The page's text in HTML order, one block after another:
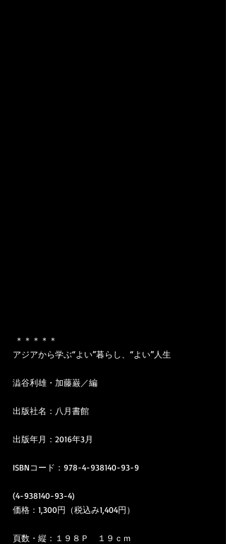
＊＊＊＊＊
アジアから学ぶ“よい”暮らし、“よい”人生
澁谷利雄・加藤巌／編
出版社名：八月書館
出版年月：2016年3月
ISBNコード：978-4-938140-93-9
(4-938140-93-4)
価格：1,300円（税込み1,404円）
頁数・縦：１９８Ｐ　１９ｃｍ